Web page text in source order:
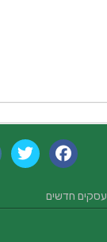
עסקים חדשים